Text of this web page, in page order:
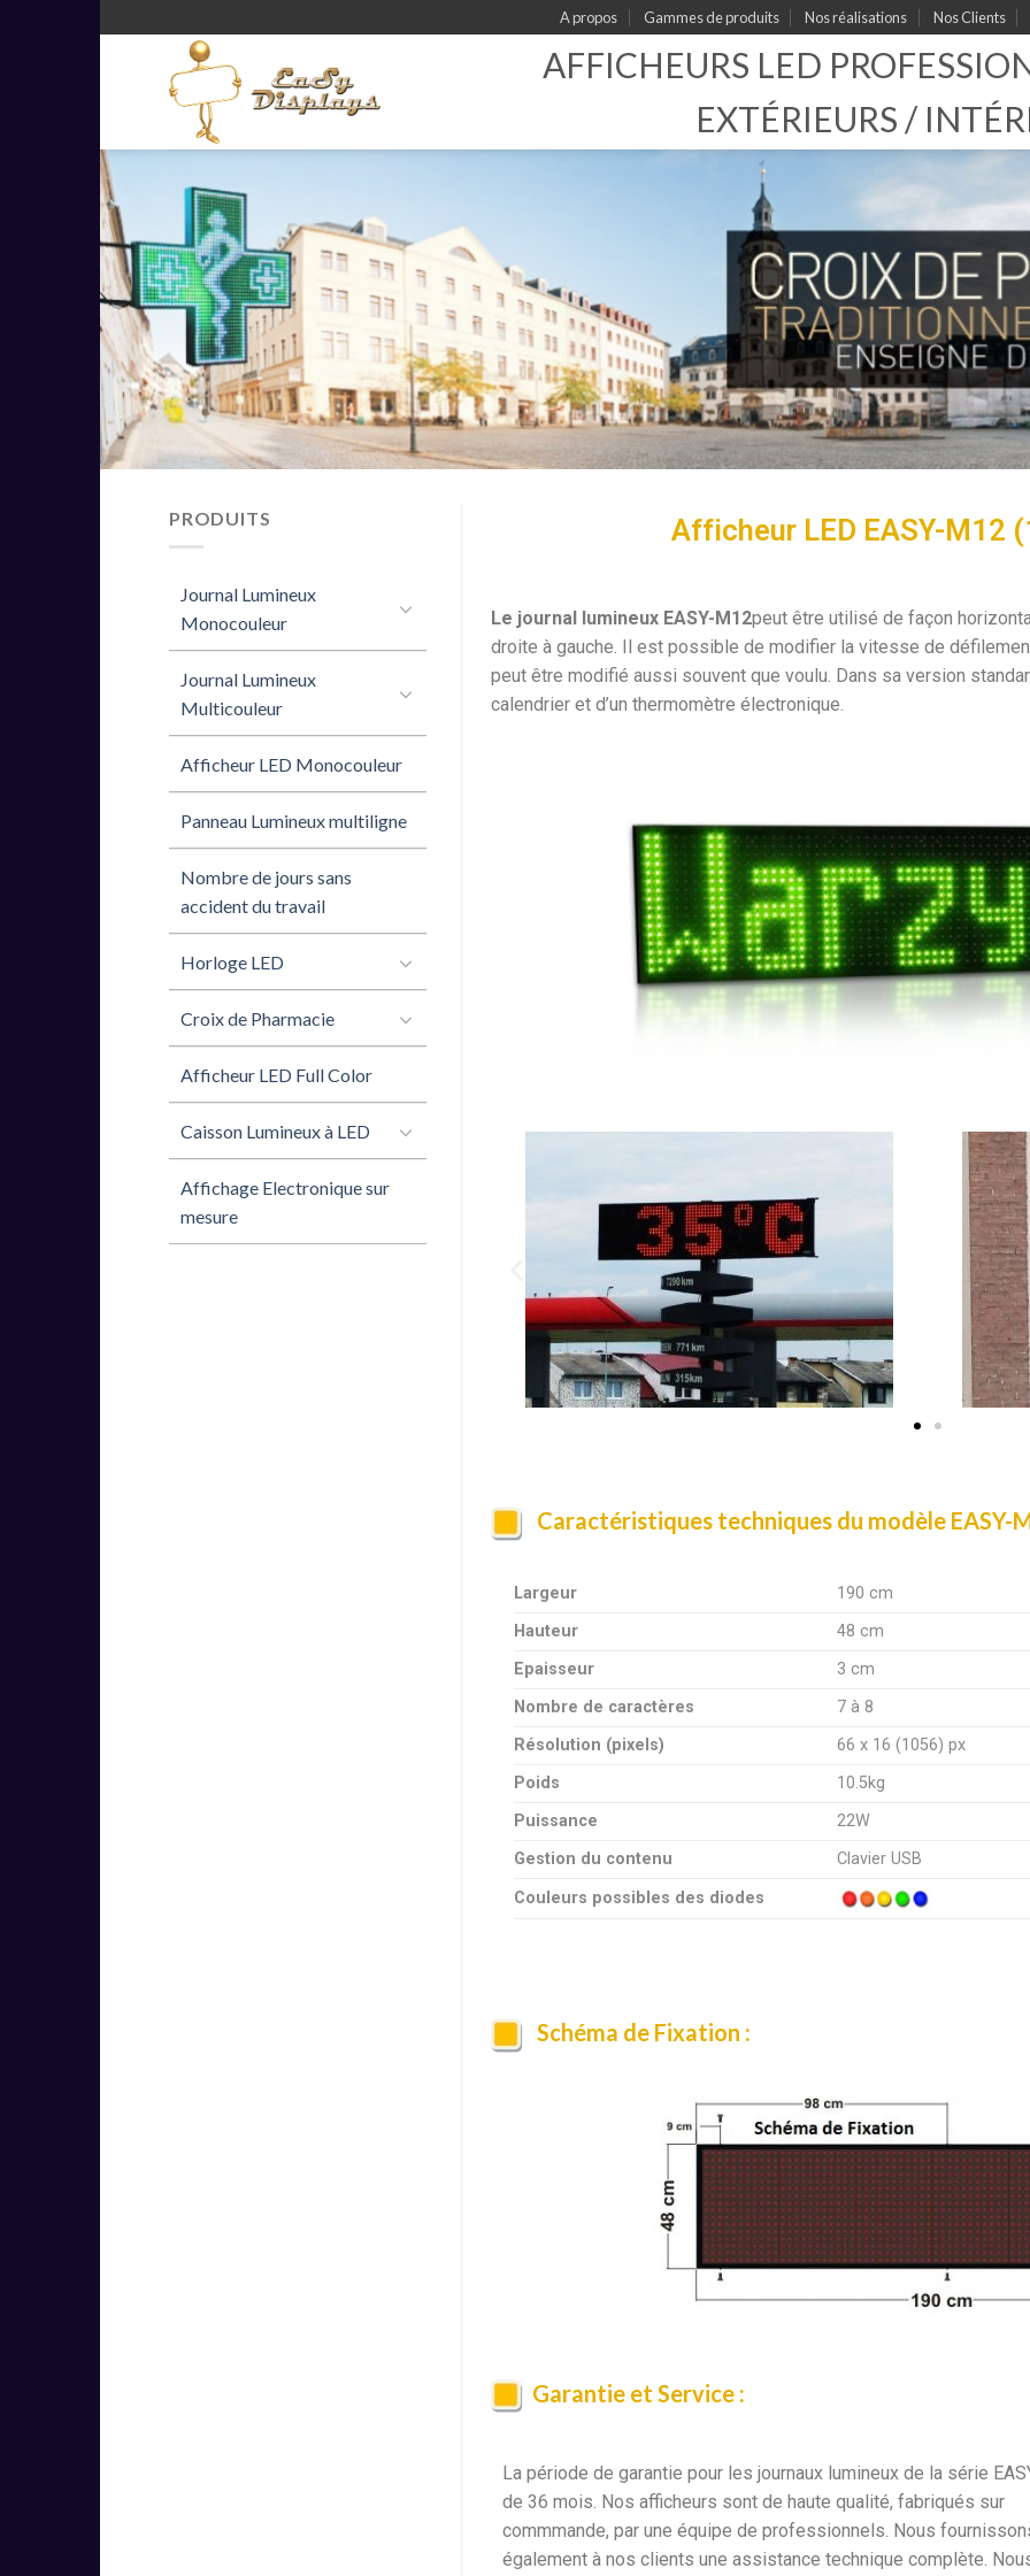
A propos Gammes de produits Nos réalisations Nos Clients
AFFICHEURS LED
EXTÉRIEURS /
Afficheur LED EASY-M12
Le journal lumineux EASY-M12peut être utilisé de façon
droite à gauche. Il est possible de modifier la vitesse de
peut être modifié aussi souvent que voulu. Dans sa version
calendrier et d’un thermomètre électronique.
Caractéristiques techniques du modèle EASY-
Largeur
190 cm
Hauteur
48 cm
Epaisseur
3 cm
Nombre de caractères
7 à 8
Résolution (pixels)
66 x 16 (1056) px
Poids
10.5kg
Puissance
22W
Gestion du contenu
Clavier USB
Couleurs possibles des diodes
Schéma de Fixation :
Garantie et Service :
La période de garantie pour les journaux lumineux de la série
de 36 mois. Nos afficheurs sont de haute qualité, fabriqués sur
commmande, par une équipe de professionnels. Nous
également à nos clients une assistance technique complète.
PRODUITS
Journal Lumineux
Monocouleur
Journal Lumineux
Multicouleur
Afficheur LED Monocouleur
Panneau Lumineux multiligne
Nombre de jours sans
accident du travail
Horloge LED
Croix de Pharmacie
Afficheur LED Full Color
Caisson Lumineux à LED
Affichage Electronique sur
mesure